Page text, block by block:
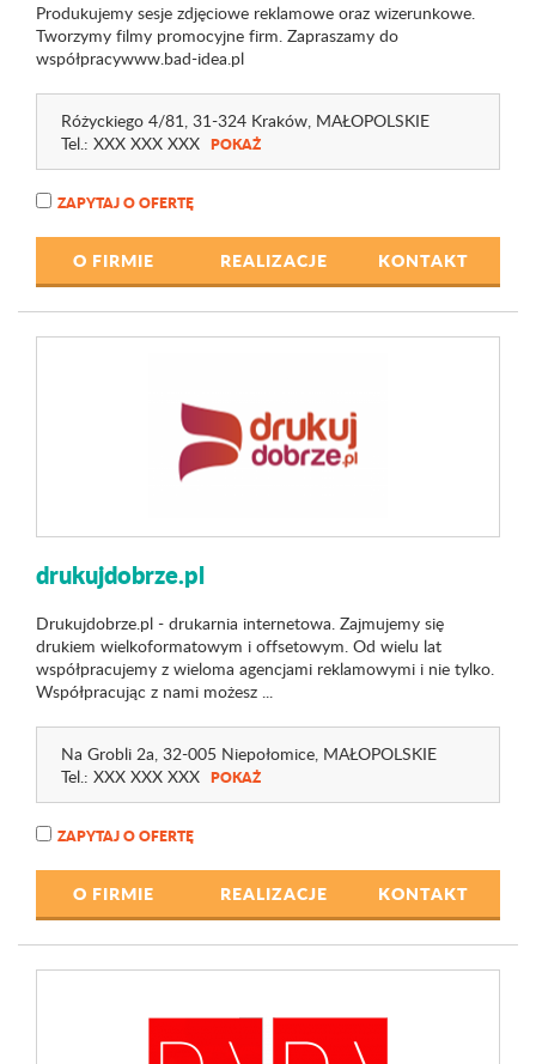
Produkujemy sesje zdjęciowe reklamowe oraz wizerunkowe.
Tworzymy filmy promocyjne firm. Zapraszamy do
współpracywww.bad-idea.pl
Różyckiego 4/81, 31-324 Kraków, MAŁOPOLSKIE
Tel.: XXX XXX XXX POKAŻ
ZAPYTAJ O OFERTĘ
O FIRMIE REALIZACJE KONTAKT
drukujdobrze.pl
Drukujdobrze.pl - drukarnia internetowa. Zajmujemy się
drukiem wielkoformatowym i offsetowym. Od wielu lat
współpracujemy z wieloma agencjami reklamowymi i nie tylko.
Współpracując z nami możesz ...
Na Grobli 2a, 32-005 Niepołomice, MAŁOPOLSKIE
Tel.: XXX XXX XXX POKAŻ
ZAPYTAJ O OFERTĘ
O FIRMIE REALIZACJE KONTAKT